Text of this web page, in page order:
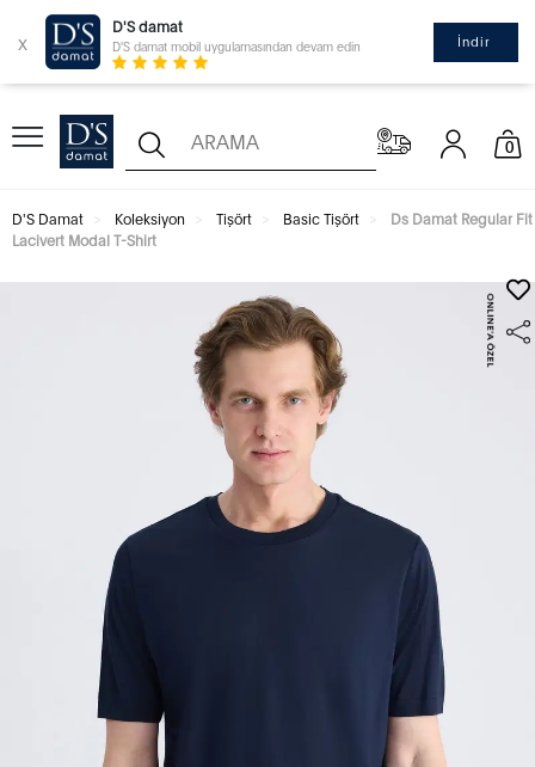
x
D'S damat
D'S damat mobil uygulamasından devam edin İndir
0
D'S Damat Koleksiyon Tişört Basic Tişört
Ds Damat Regular Fit
Lacivert Modal T-Shirt